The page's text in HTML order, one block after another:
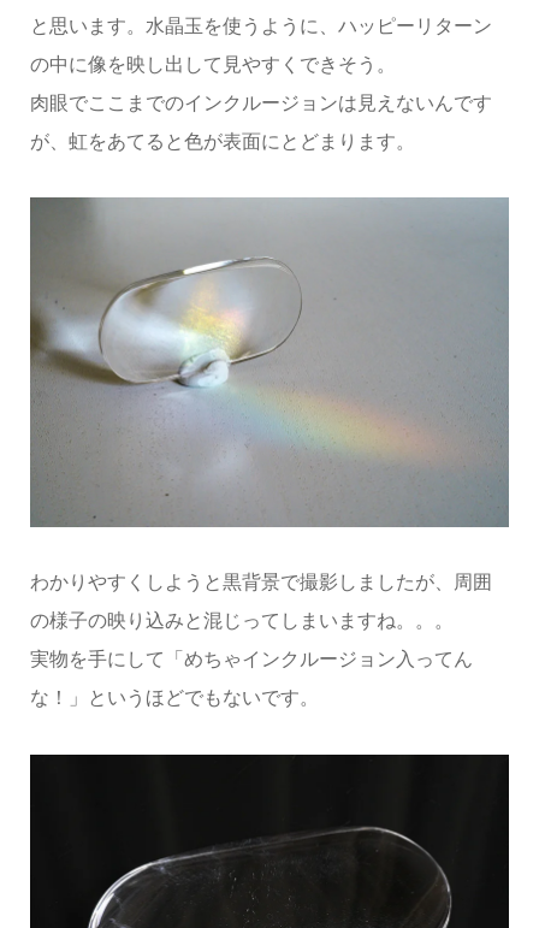
と思います。水晶玉を使うように、ハッピーリターン
の中に像を映し出して見やすくできそう。
肉眼でここまでのインクルージョンは見えないんです
が、虹をあてると色が表面にとどまります。
わかりやすくしようと黒背景で撮影しましたが、周囲
の様子の映り込みと混じってしまいますね。。。
実物を手にして「めちゃインクルージョン入ってん
な！」というほどでもないです。